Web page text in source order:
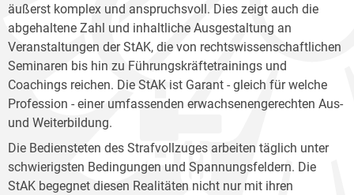
äußerst komplex und anspruchsvoll. Dies zeigt auch die
abgehaltene Zahl und inhaltliche Ausgestaltung an
Veranstaltungen der StAK, die von rechtswissenschaftlichen
Seminaren bis hin zu Führungskräftetrainings und
Coachings reichen. Die StAK ist Garant - gleich für welche
Profession - einer umfassenden erwachsenengerechten Aus-
und Weiterbildung.
Die Bediensteten des Strafvollzuges arbeiten täglich unter
schwierigsten Bedingungen und Spannungsfeldern. Die
StAK begegnet diesen Realitäten nicht nur mit ihren